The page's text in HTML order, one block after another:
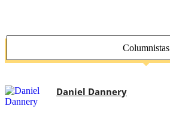
Columnistas
Daniel Dannery